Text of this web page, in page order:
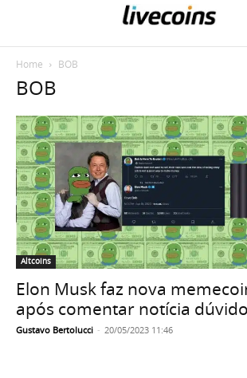
Home BOB
BOB
Altcoins
Elon Musk faz nova
após comentar notícia
Gustavo Bertolucci - 20/05/2023 11:46